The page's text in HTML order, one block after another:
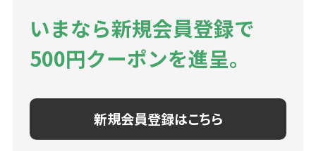
いまなら新規会員登録で
500円クーポンを進呈。
新規会員登録はこちら